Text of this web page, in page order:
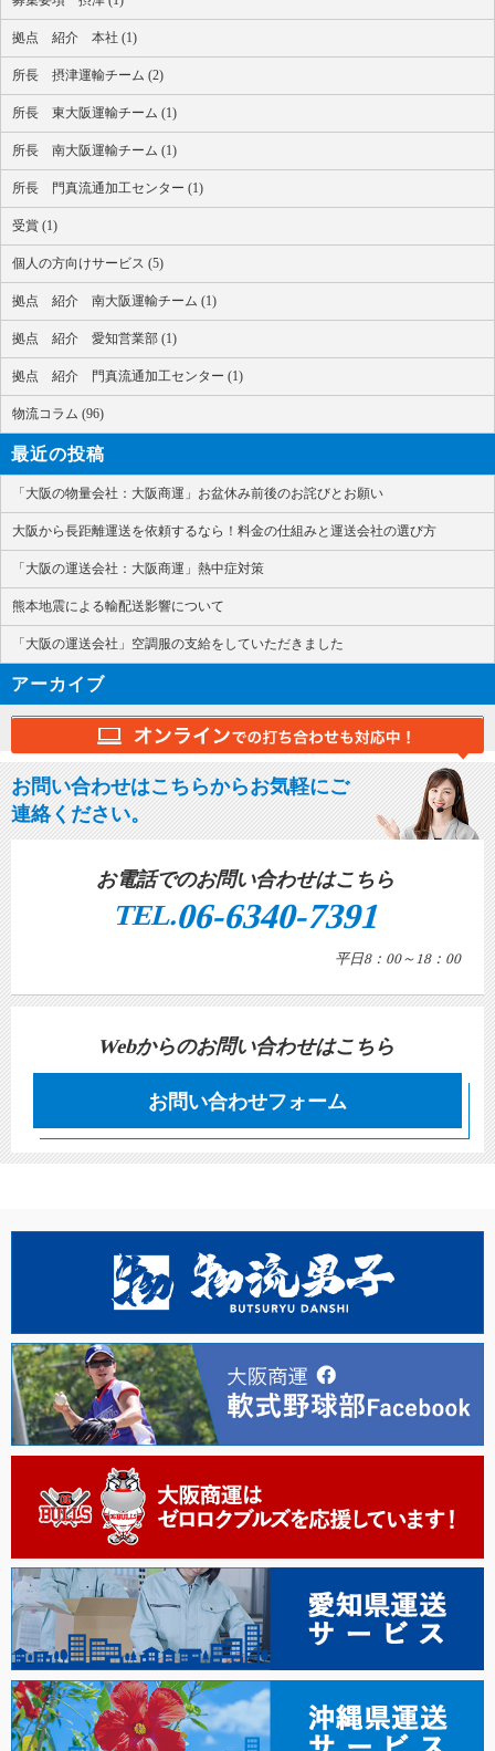
拠点 紹介 本社 (1)
所長 摂津運輸チーム (2)
所長 東大阪運輸チーム (1)
所長 南大阪運輸チーム (1)
所長 門真流通加工センター (1)
受賞 (1)
個人の方向けサービス (5)
拠点 紹介 南大阪運輸チーム (1)
拠点 紹介 愛知営業部 (1)
拠点 紹介 門真流通加工センター (1)
物流コラム (96)
最近の投稿
「大阪の物量会社：大阪商運」お盆休み前後のお詫びとお願い
大阪から長距離運送を依頼するなら！料金の仕組みと運送会社の選び方
「大阪の運送会社：大阪商運」熱中症対策
熊本地震による輸配送影響について
「大阪の運送会社」空調服の支給をしていただきました
アーカイブ
お問い合わせはこちらからお気軽にご
連絡ください。
お電話でのお問い合わせはこちら
TEL.06-6340-7391
平日8：00～18：00
Webからのお問い合わせはこちら
お問い合わせフォーム